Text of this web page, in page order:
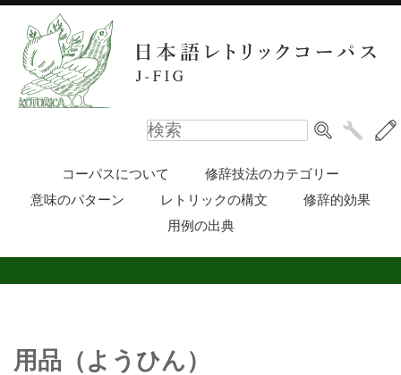
コーパスについて
修辞技法のカテゴリー
意味のパターン
レトリックの構文
修辞的効果
用例の出典
用品（ようひん）